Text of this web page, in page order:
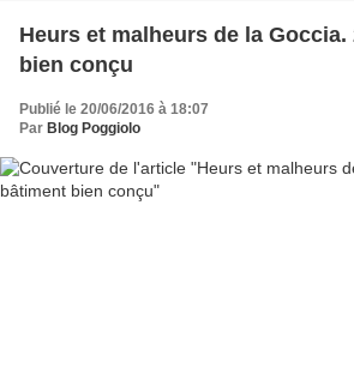
Heurs et malheurs de la
bien conçu
Publié le 20/06/2016 à 18:07
Par Blog Poggiolo